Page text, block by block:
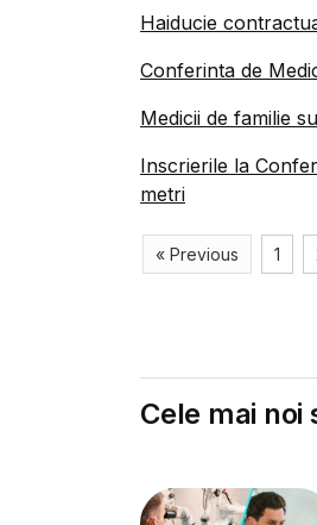
Haiducie
Conferinta de
Medicii de familie
Inscrierile la
metri
« Previous 1
Cele mai noi